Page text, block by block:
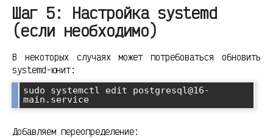
Шаг 5: Настройка systemd
(если необходимо)
В некоторых случаях может потребоваться обновить
systemd-юнит:
sudo systemctl edit postgresql@16-
Добавляем переопределение: